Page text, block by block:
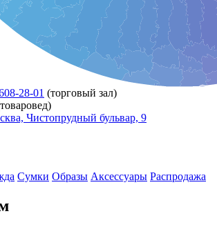
28-01 (торговый зал)
Чистопрудный бульвар, 9
Сумки Образы Аксессуары Распродажа